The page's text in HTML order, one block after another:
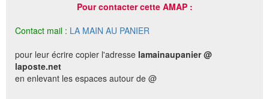
Pour contacter cette AMAP :
Contact mail : LA MAIN AU PANIER
pour leur écrire copier l'adresse lamainaupanier @
laposte.net
en enlevant les espaces autour de @